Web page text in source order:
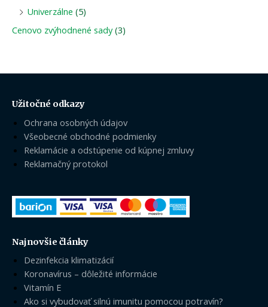
Univerzálne (5)
Cenovo zvýhodnené sady (3)
Užitočné odkazy
Ochrana osobných údajov
Všeobecné obchodné podmienky
Reklamácie a odstúpenie od kúpnej zmluvy
Reklamačný protokol
Najnovšie články
Dezinfekcia klimatizácií
Koronavírus – dôležité informácie
Vitamín E
Ako si vybudovať silnú imunitu pomocou potravín?